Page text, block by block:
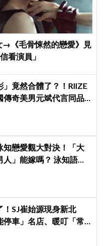
→《毛骨悚然的戀愛》見
看演員」
」竟然合體了？！RIIZE
傳奇美男元斌代言同品
知戀愛觀大對決！「大
人」能嫁嗎？ 泳知語出
！SJ崔始源現身新北
停車」名店、暖叮「常